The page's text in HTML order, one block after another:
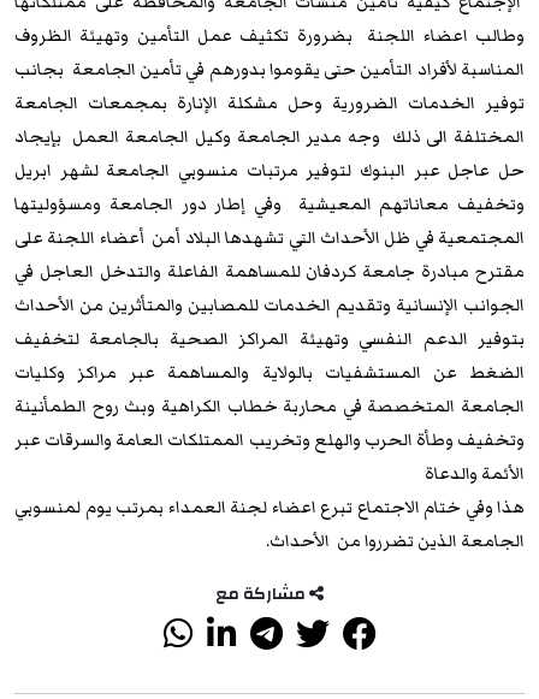
وطالب اعضاء اللجنة بضرورة تكثيف عمل التأمين وتهيئة الظروف
المناسبة لأفراد التأمين حتى يقوموا بدورهم في تأمين الجامعة بجانب
توفير الخدمات الضرورية وحل مشكلة الإنارة بمجمعات الجامعة
المختلفة الى ذلك وجه مدير الجامعة وكيل الجامعة العمل بإيجاد
حل عاجل عبر البنوك لتوفير مرتبات منسوبي الجامعة لشهر ابريل
وتخفيف معاناتهم المعيشية وفي إطار دور الجامعة ومسؤوليتها
المجتمعية في ظل الأحداث التي تشهدها البلاد أمن أعضاء اللجنة على
مقترح مبادرة جامعة كردفان للمساهمة الفاعلة والتدخل العاجل في
الجوانب الإنسانية وتقديم الخدمات للمصابين والمتأثرين من الأحداث
بتوفير الدعم النفسي وتهيئة المراكز الصحية بالجامعة لتخفيف
الضغط عن المستشفيات بالولاية والمساهمة عبر مراكز وكليات
الجامعة المتخصصة في محاربة خطاب الكراهية وبث روح الطمأنينة
وتخفيف وطأة الحرب والهلع وتخريب الممتلكات العامة والسرقات عبر
الأئمة والدعاة
هذا وفي ختام الاجتماع تبرع اعضاء لجنة العمداء بمرتب يوم لمنسوبي
الجامعة الذين تضرروا من الأحداث.
مشاركة مع